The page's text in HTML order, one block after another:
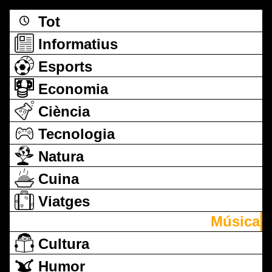
Tot
Informatius
Esports
Economia
Ciència
Tecnologia
Natura
Cuina
Viatges
Música
Cultura
Humor